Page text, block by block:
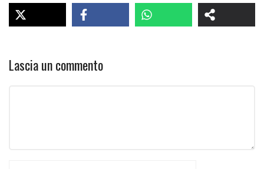
Lascia un commento